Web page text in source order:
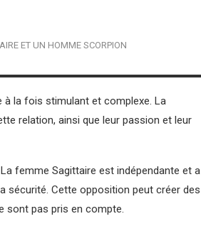
ET UN HOMME SCORPION
la fois stimulant et complexe. La
relation, ainsi que leur passion et leur
femme Sagittaire est indépendante et a
sécurité. Cette opposition peut créer des
sont pas pris en compte.